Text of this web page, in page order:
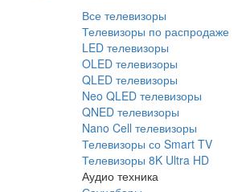
Все телевизоры
Телевизоры по распродаже
LED телевизоры
OLED телевизоры
QLED телевизоры
Neo QLED телевизоры
QNED телевизоры
Nano Cell телевизоры
Телевизоры со Smart TV
Телевизоры 8K Ultra HD
Аудио техника